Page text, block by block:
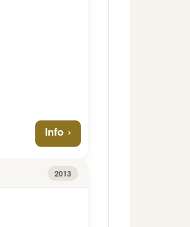
Info
2013